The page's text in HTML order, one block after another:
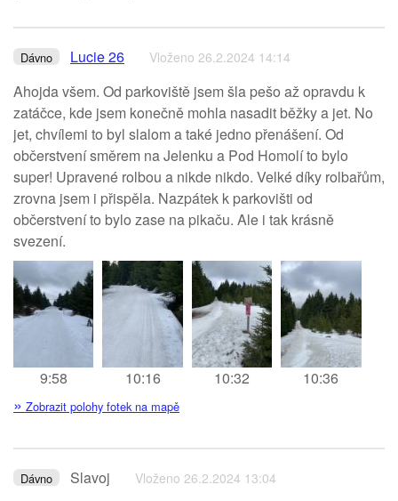
Dávno Lucie 26 Vloženo 26.2.2024 14:14
Ahojda všem. Od parkoviště jsem šla pešo až opravdu k
zatáčce, kde jsem konečně mohla nasadit běžky a jet. No
jet, chvílemi to byl slalom a také jedno přenášení. Od
občerstvení směrem na Jelenku a Pod Homolí to bylo
super! Upravené rolbou a nikde nikdo. Velké díky rolbařům,
zrovna jsem i přispěla. Nazpátek k parkovišti od
občerstvení to bylo zase na pikaču. Ale i tak krásně
svezení.
9:58 10:16 10:32 10:36
» Zobrazit polohy fotek na mapě
Dávno Slavoj Vloženo 26.2.2024 13:04